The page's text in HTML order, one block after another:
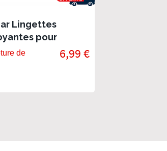
Lingettes
pour
de
6,99 €